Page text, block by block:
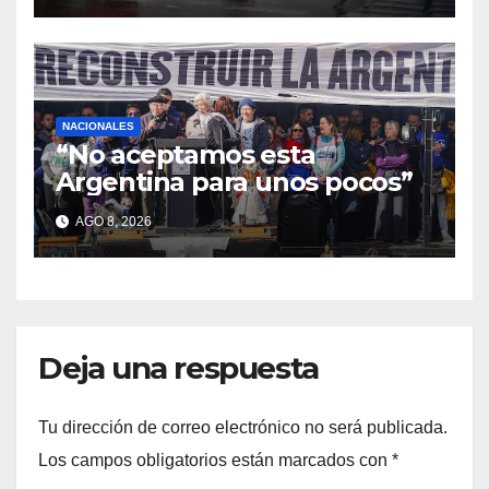
NACIONALES
“No aceptamos esta
Argentina para unos pocos”
AGO 8, 2026
Deja una respuesta
Tu dirección de correo electrónico no será publicada.
Los campos obligatorios están marcados con *